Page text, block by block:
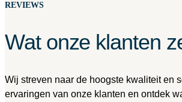
REVIEWS
Wat onze klanten
Wij streven naar de hoogste kwaliteit en
ervaringen van onze klanten en ontdek